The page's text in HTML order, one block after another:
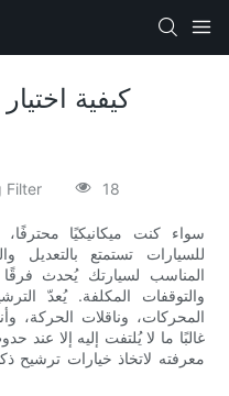
كيفية
Filter 18
سواء كنت ميكانيكيًا
للسيارات تستمتع بالتعديل
المناسب لسيارتك يُحدث
والتوقفات المكلفة. يُعدّ
المحركات، وناقلات الحركة،
غالبًا ما لا يُلتفت إليه إلا عند
معرفته لاتخاذ خيارات ترشيح